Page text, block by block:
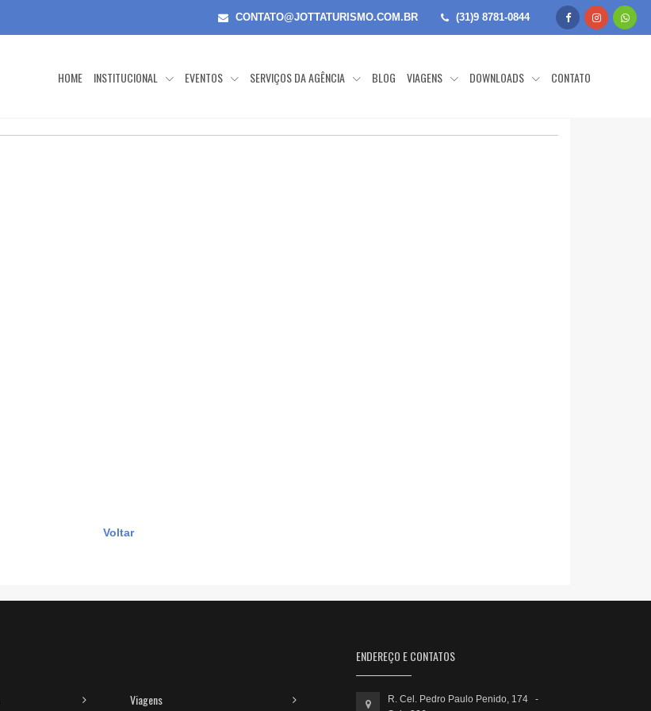
CONTATO@JOTTATURISMO.COM.BR (31)9 8781-0844
HOME INSTITUCIONAL EVENTOS SERVIÇOS DA AGÊNCIA BLOG VIAGENS DOWNLOADS CONTATO
Voltar
Viagens
ENDEREÇO E CONTATOS
R. Cel. Pedro Paulo Penido, 174 -